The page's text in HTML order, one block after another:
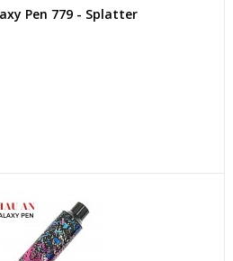
Pen 779 - Splatter